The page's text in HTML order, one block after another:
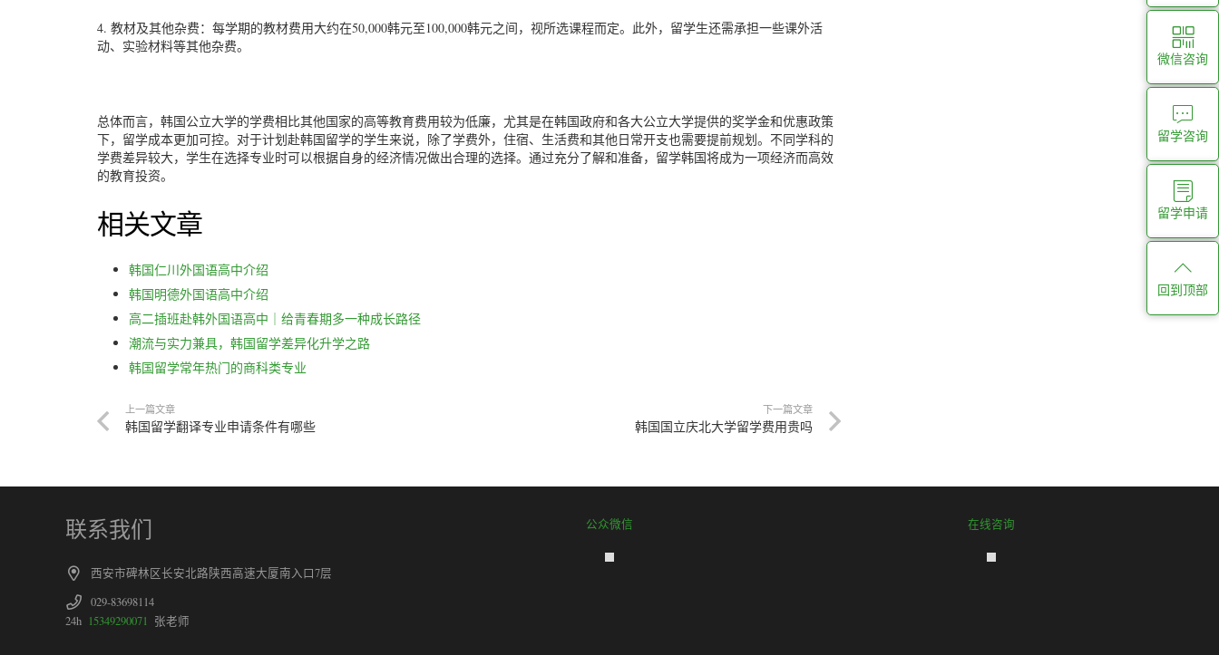
4. 教材及其他杂费：每学期的教材费用大约在50,000韩元至100,000韩元之间，视所选课程而定。此外，留学生还需承担一些课外活
动、实验材料等其他杂费。
总体而言，韩国公立大学的学费相比其他国家的高等教育费用较为低廉，尤其是在韩国政府和各大公立大学提供的奖学金和优惠政策
下，留学成本更加可控。对于计划赴韩国留学的学生来说，除了学费外，住宿、生活费和其他日常开支也需要提前规划。不同学科的
学费差异较大，学生在选择专业时可以根据自身的经济情况做出合理的选择。通过充分了解和准备，留学韩国将成为一项经济而高效
的教育投资。
相关文章
韩国仁川外国语高中介绍
韩国明德外国语高中介绍
高二插班赴韩外国语高中｜给青春期多一种成长路径
潮流与实力兼具，韩国留学差异化升学之路
韩国留学常年热门的商科类专业
上一篇文章
韩国留学翻译专业申请条件有哪些
下一篇文章
韩国国立庆北大学留学费用贵吗
微信咨询
留学咨询
留学申请
回到顶部
联系我们
西安市碑林区长安北路陕西高速大厦南入口7层
029-83698114
24h 15349290071 张老师
公众微信 在线咨询